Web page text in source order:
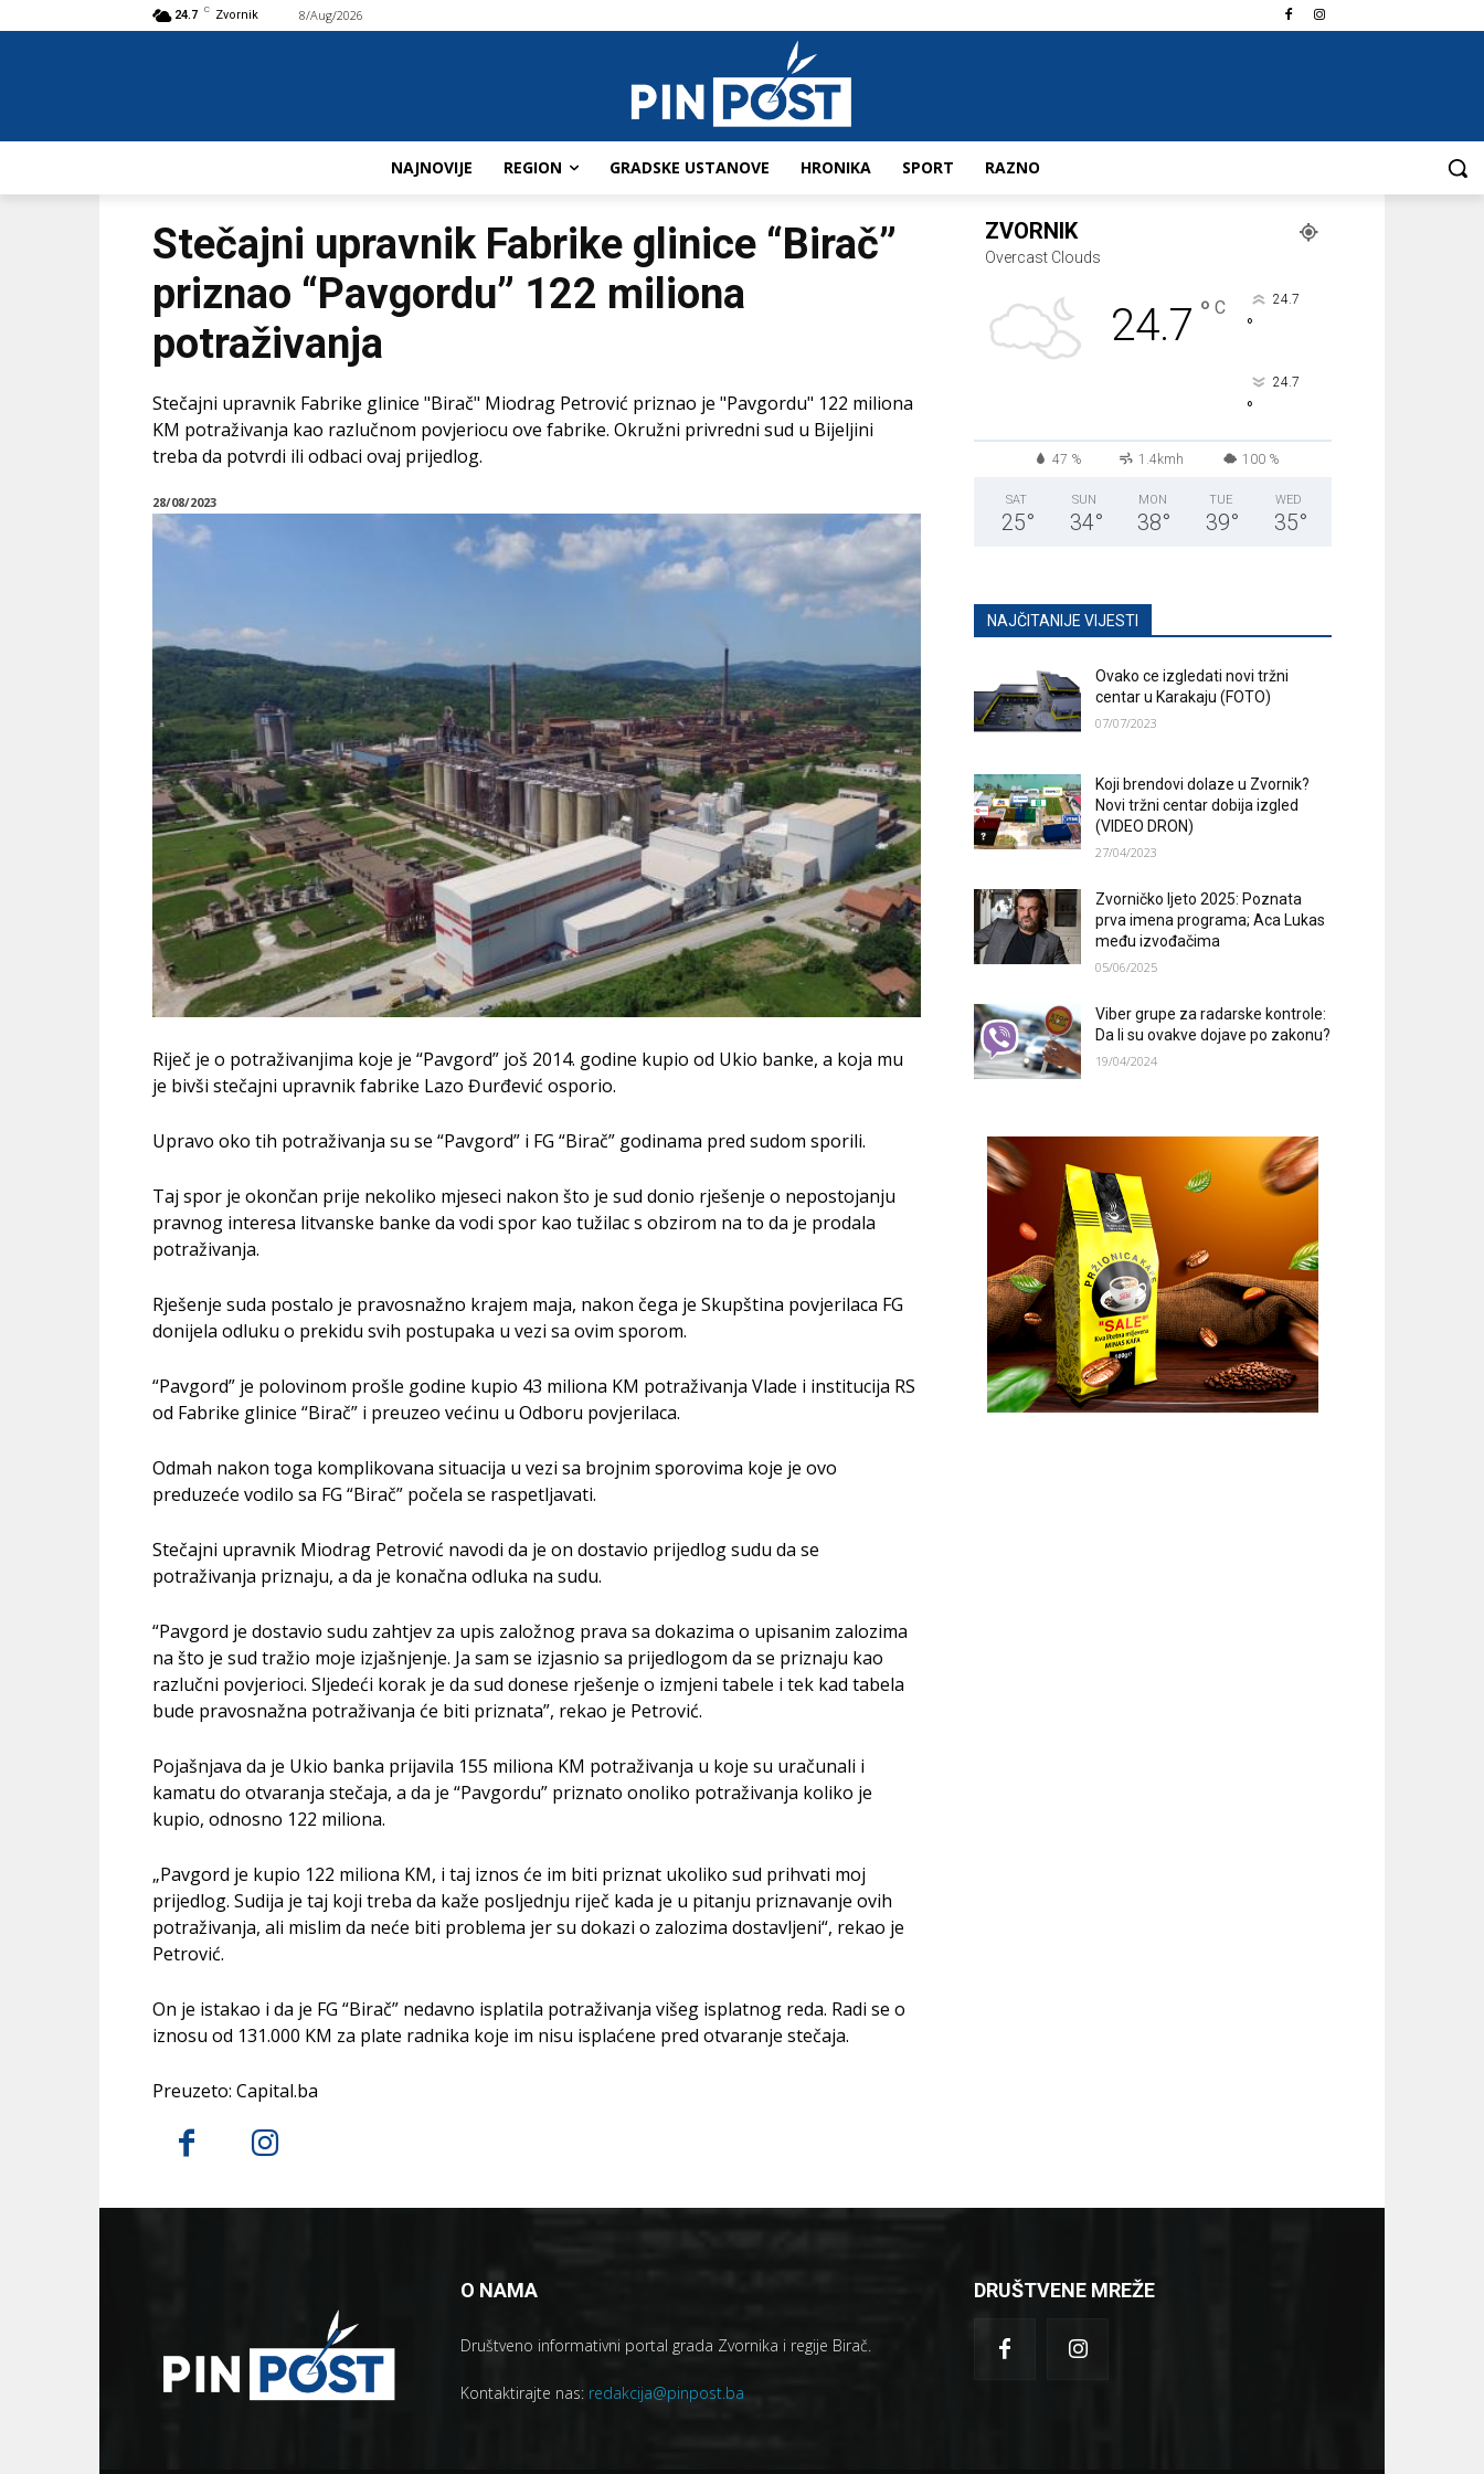
24.7 C Zvornik 8/Aug/2026
NAJNOVIJE REGION GRADSKE USTANOVE HRONIKA SPORT RAZNO
Stečajni upravnik Fabrike glinice “Birač”
priznao “Pavgordu” 122 miliona
potraživanja
Stečajni upravnik Fabrike glinice "Birač" Miodrag Petrović priznao je "Pavgordu" 122 miliona
KM potraživanja kao razlučnom povjeriocu ove fabrike. Okružni privredni sud u Bijeljini
treba da potvrdi ili odbaci ovaj prijedlog.
28/08/2023
Riječ je o potraživanjima koje je “Pavgord” još 2014. godine kupio od Ukio banke, a koja mu
je bivši stečajni upravnik fabrike Lazo Đurđević osporio.
Upravo oko tih potraživanja su se “Pavgord” i FG “Birač” godinama pred sudom sporili.
Taj spor je okončan prije nekoliko mjeseci nakon što je sud donio rješenje o nepostojanju
pravnog interesa litvanske banke da vodi spor kao tužilac s obzirom na to da je prodala
potraživanja.
Rješenje suda postalo je pravosnažno krajem maja, nakon čega je Skupština povjerilaca FG
donijela odluku o prekidu svih postupaka u vezi sa ovim sporom.
“Pavgord” je polovinom prošle godine kupio 43 miliona KM potraživanja Vlade i institucija RS
od Fabrike glinice “Birač” i preuzeo većinu u Odboru povjerilaca.
Odmah nakon toga komplikovana situacija u vezi sa brojnim sporovima koje je ovo
preduzeće vodilo sa FG “Birač” počela se raspetljavati.
Stečajni upravnik Miodrag Petrović navodi da je on dostavio prijedlog sudu da se
potraživanja priznaju, a da je konačna odluka na sudu.
“Pavgord je dostavio sudu zahtjev za upis založnog prava sa dokazima o upisanim zalozima
na što je sud tražio moje izjašnjenje. Ja sam se izjasnio sa prijedlogom da se priznaju kao
razlučni povjerioci. Sljedeći korak je da sud donese rješenje o izmjeni tabele i tek kad tabela
bude pravosnažna potraživanja će biti priznata”, rekao je Petrović.
Pojašnjava da je Ukio banka prijavila 155 miliona KM potraživanja u koje su uračunali i
kamatu do otvaranja stečaja, a da je “Pavgordu” priznato onoliko potraživanja koliko je
kupio, odnosno 122 miliona.
„Pavgord je kupio 122 miliona KM, i taj iznos će im biti priznat ukoliko sud prihvati moj
prijedlog. Sudija je taj koji treba da kaže posljednju riječ kada je u pitanju priznavanje ovih
potraživanja, ali mislim da neće biti problema jer su dokazi o zalozima dostavljeni“, rekao je
Petrović.
On je istakao i da je FG “Birač” nedavno isplatila potraživanja višeg isplatnog reda. Radi se o
iznosu od 131.000 KM za plate radnika koje im nisu isplaćene pred otvaranje stečaja.
Preuzeto: Capital.ba
ZVORNIK
Overcast Clouds
24.7 ° C 24.7
°
24.7
°
47 % 1.4kmh 100 %
SAT
25°
SUN
34°
MON
38°
TUE
39°
WED
35°
NAJČITANIJE VIJESTI
Ovako ce izgledati novi tržni
centar u Karakaju (FOTO)
07/07/2023
Koji brendovi dolaze u Zvornik?
Novi tržni centar dobija izgled
(VIDEO DRON)
27/04/2023
Zvorničko ljeto 2025: Poznata
prva imena programa; Aca Lukas
među izvođačima
05/06/2025
Viber grupe za radarske kontrole:
Da li su ovakve dojave po zakonu?
19/04/2024
O NAMA
Društveno informativni portal grada Zvornika i regije Birač.
Kontaktirajte nas: redakcija@pinpost.ba
DRUŠTVENE MREŽE